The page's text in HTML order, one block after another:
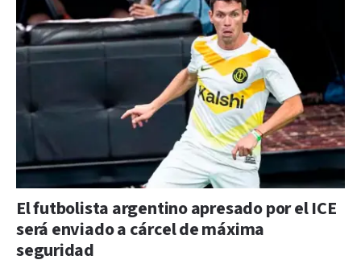
El futbolista argentino apresado por el ICE
será enviado a cárcel de máxima
seguridad